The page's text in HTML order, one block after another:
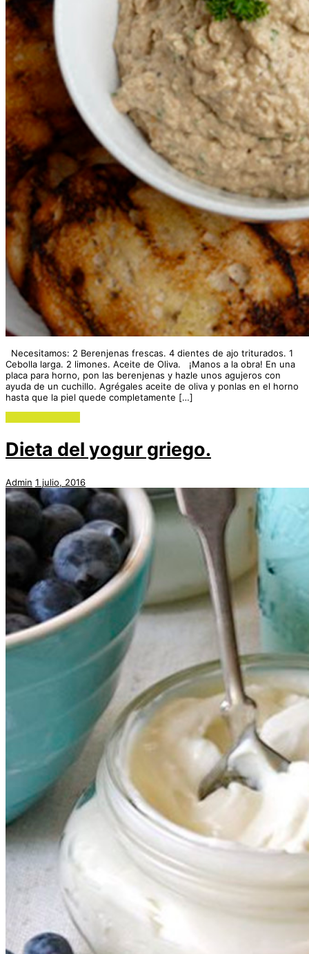
Necesitamos: 2 Berenjenas frescas. 4 dientes de ajo triturados. 1
Cebolla larga. 2 limones. Aceite de Oliva. ¡Manos a la obra! En una
placa para horno, pon las berenjenas y hazle unos agujeros con
ayuda de un cuchillo. Agrégales aceite de oliva y ponlas en el horno
hasta que la piel quede completamente […]
Dieta del yogur griego.
Admin 1 julio, 2016